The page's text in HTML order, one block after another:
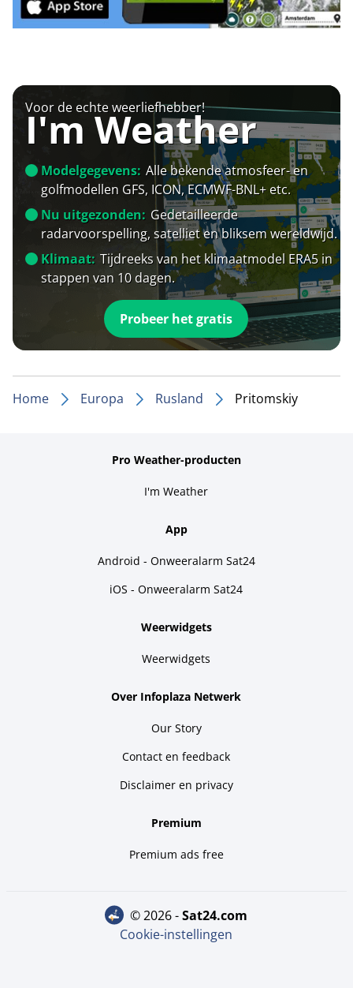
Voor de echte weerliefhebber!
I'm Weather
Modelgegevens: Alle bekende atmosfeer- en
golfmodellen GFS, ICON, ECMWF-BNL+ etc.
Nu uitgezonden: Gedetailleerde
radarvoorspelling, satelliet en bliksem wereldwijd.
Klimaat: Tijdreeks van het klimaatmodel ERA5 in
stappen van 10 dagen.
Probeer het gratis
Home Europa Rusland Pritomskiy
Pro Weather-producten
I'm Weather
App
Android - Onweeralarm Sat24
iOS - Onweeralarm Sat24
Weerwidgets
Weerwidgets
Over Infoplaza Netwerk
Our Story
Contact en feedback
Disclaimer en privacy
Premium
Premium ads free
© 2026 - sat24.com
Cookie-instellingen